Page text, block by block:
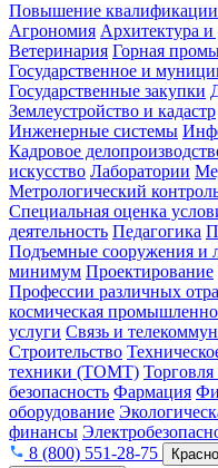
Повышение квалификации
Агрономия Архитектура и
Ветеринария Горная
Государственное и
Государственные закупки
Землеустройство и кадастр
Инженерные системы
Кадровое
искусство Лаборатории
Метрологический
Специальная оценка
деятельность Педагогика
Подъемные сооружения и
минимум Проектирование
Профессии различных
космическая
услуги Связь и
Строительство
техники (ТОМТ) Торговля
безопасность Фармация
оборудование
финансы
8 (800) 551-28-75